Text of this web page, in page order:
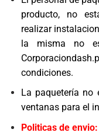
producto, no
realizar
la misma no
condiciones.
La paquetería no
ventanas para el
Politicas de envio: